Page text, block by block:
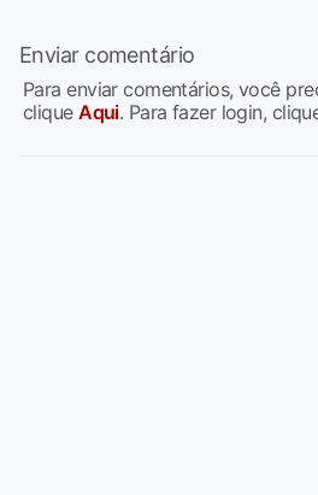
Enviar comentário
Para enviar comentários, você
cliqueAqui. Para fazer login,